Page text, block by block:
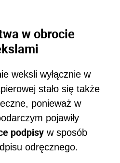
w obrocie
weksli wyłącznie w
stało się także
ponieważ w
pojawiły
podpisy w sposób
odręcznego.